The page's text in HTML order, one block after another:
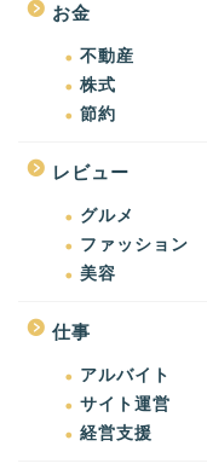
お金
不動産
株式
節約
レビュー
グルメ
ファッション
美容
仕事
アルバイト
サイト運営
経営支援